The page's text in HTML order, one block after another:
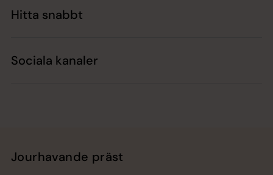
Hitta snabbt
Sociala kanaler
Jourhavande präst